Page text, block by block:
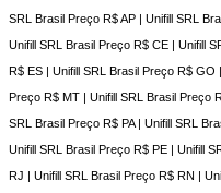
SRL Brasil Preço R$ AP | Unifill SRL
Unifill SRL Brasil Preço R$ CE | Unifill
R$ ES | Unifill SRL Brasil Preço R$ GO
Preço R$ MT | Unifill SRL Brasil Preço
SRL Brasil Preço R$ PA | Unifill SRL
Unifill SRL Brasil Preço R$ PE | Unifill
RJ | Unifill SRL Brasil Preço R$ RN |